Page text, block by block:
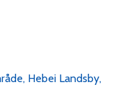
Hebei Landsby,